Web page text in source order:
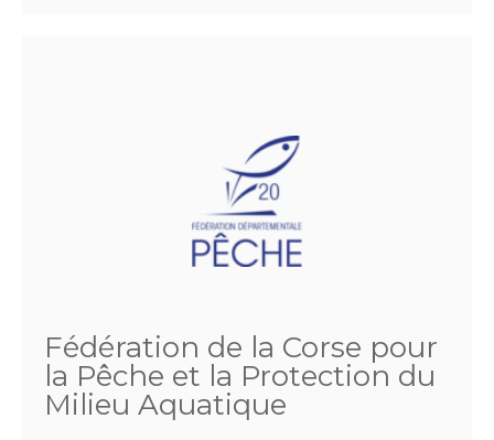
Fédération de la Corse pour
la Pêche et la Protection du
Milieu Aquatique